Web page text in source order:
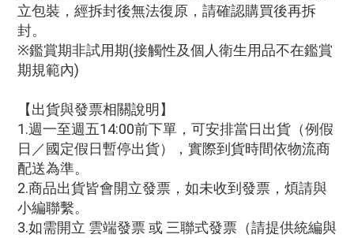
立包裝，經拆封後無法復原，請確認購買後再拆
封。
※鑑賞期非試用期(接觸性及個人衛生用品不在鑑賞
期規範內)
【出貨與發票相關說明】
1.週一至週五14:00前下單，可安排當日出貨（例假
日／國定假日暫停出貨），實際到貨時間依物流商
配送為準。
2.商品出貨皆會開立發票，如未收到發票，煩請與
小編聯繫。
3.如需開立 雲端發票 或 三聯式發票（請提供統編與